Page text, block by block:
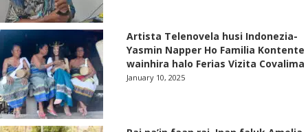
Artista Telenovela husi Indonezia-
Yasmin Napper Ho Familia Kontente
wainhira halo Ferias Vizita Covalima
January 10, 2025